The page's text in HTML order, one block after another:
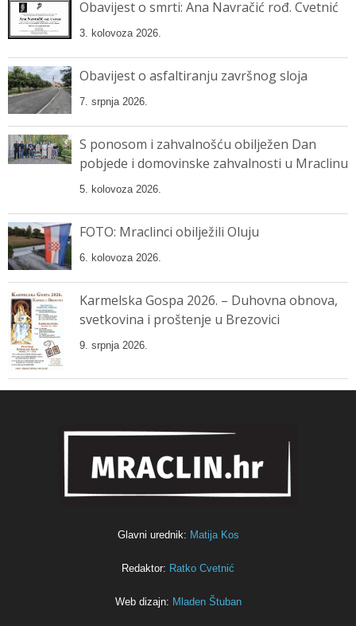
Obavijest o smrti: Ana Navračić rođ. Cvetnić
3. kolovoza 2026.
Obavijest o asfaltiranju završnog sloja
7. srpnja 2026.
S ponosom i zahvalnošću obilježen Dan
pobjede i domovinske zahvalnosti u Mraclinu
5. kolovoza 2026.
FOTO: Mraclinci obilježili Oluju
6. kolovoza 2026.
Karmelska Gospa 2026. – Duhovna obnova,
svetkovina i proštenje u Brezovici
9. srpnja 2026.
Glavni urednik: Matija Kos
Redaktor: Ratko Cvetnić
Web dizajn: Mladen Štuban